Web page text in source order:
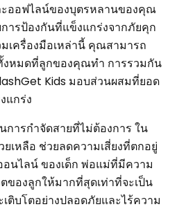
ออฟไลน์ของบุตรหลานของคุณ
ารป้องกันที่แข็งแกร่งจากภัยคุก
เครื่องมือเหล่านี้ คุณสามารถ
หมดที่ลูกของคุณทำ การรวมกัน
Kids มอบส่วนผสมที่ยอด
แกร่ง
การกำจัดสายที่ไม่ต้องการ ใน
เหลือ ช่วยลดความเสี่ยงที่ตกอยู่
นไลน์ ของเด็ก พ่อแม่ที่มีความ
ของลูกให้มากที่สุดเท่าที่จะเป็น
ติบโตอย่างปลอดภัยและไร้ความ